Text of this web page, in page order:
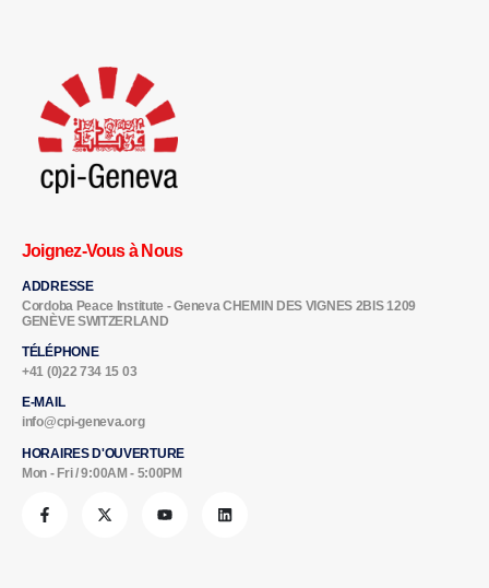
Joignez-Vous à Nous
ADDRESSE
Cordoba Peace Institute - Geneva CHEMIN DES VIGNES 2BIS 1209
GENÈVE SWITZERLAND
TÉLÉPHONE
+41 (0)22 734 15 03
E-MAIL
info@cpi-geneva.org
HORAIRES D'OUVERTURE
Mon - Fri / 9:00AM - 5:00PM